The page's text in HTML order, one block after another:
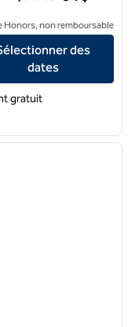
by Hilton Lexington
Honors, non remboursable
des
dates
gratuit